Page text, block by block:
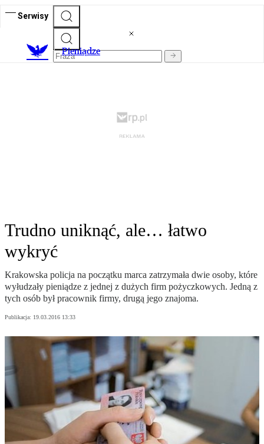
Serwisy
Pieniądze
Trudno uniknąć, ale… łatwo
wykryć
Krakowska policja na początku marca zatrzymała dwie osoby, które
wyłudzały pieniądze z jednej z dużych firm pożyczkowych. Jedną z
tych osób był pracownik firmy, drugą jego znajoma.
Publikacja: 19.03.2016 13:33